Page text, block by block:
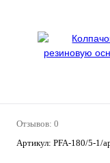
Отзывов: 0
Артикул: PFA-180/5-1/